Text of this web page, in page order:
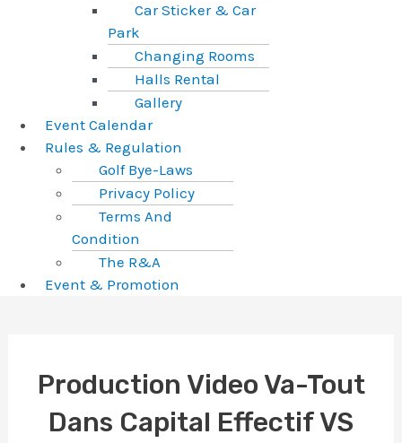
Car Sticker & Car
Park
Changing Rooms
Halls Rental
Gallery
Event Calendar
Rules & Regulation
Golf Bye-Laws
Privacy Policy
Terms And
Condition
The R&A
Event & Promotion
Production Video Va-Tout
Dans Capital Effectif VS